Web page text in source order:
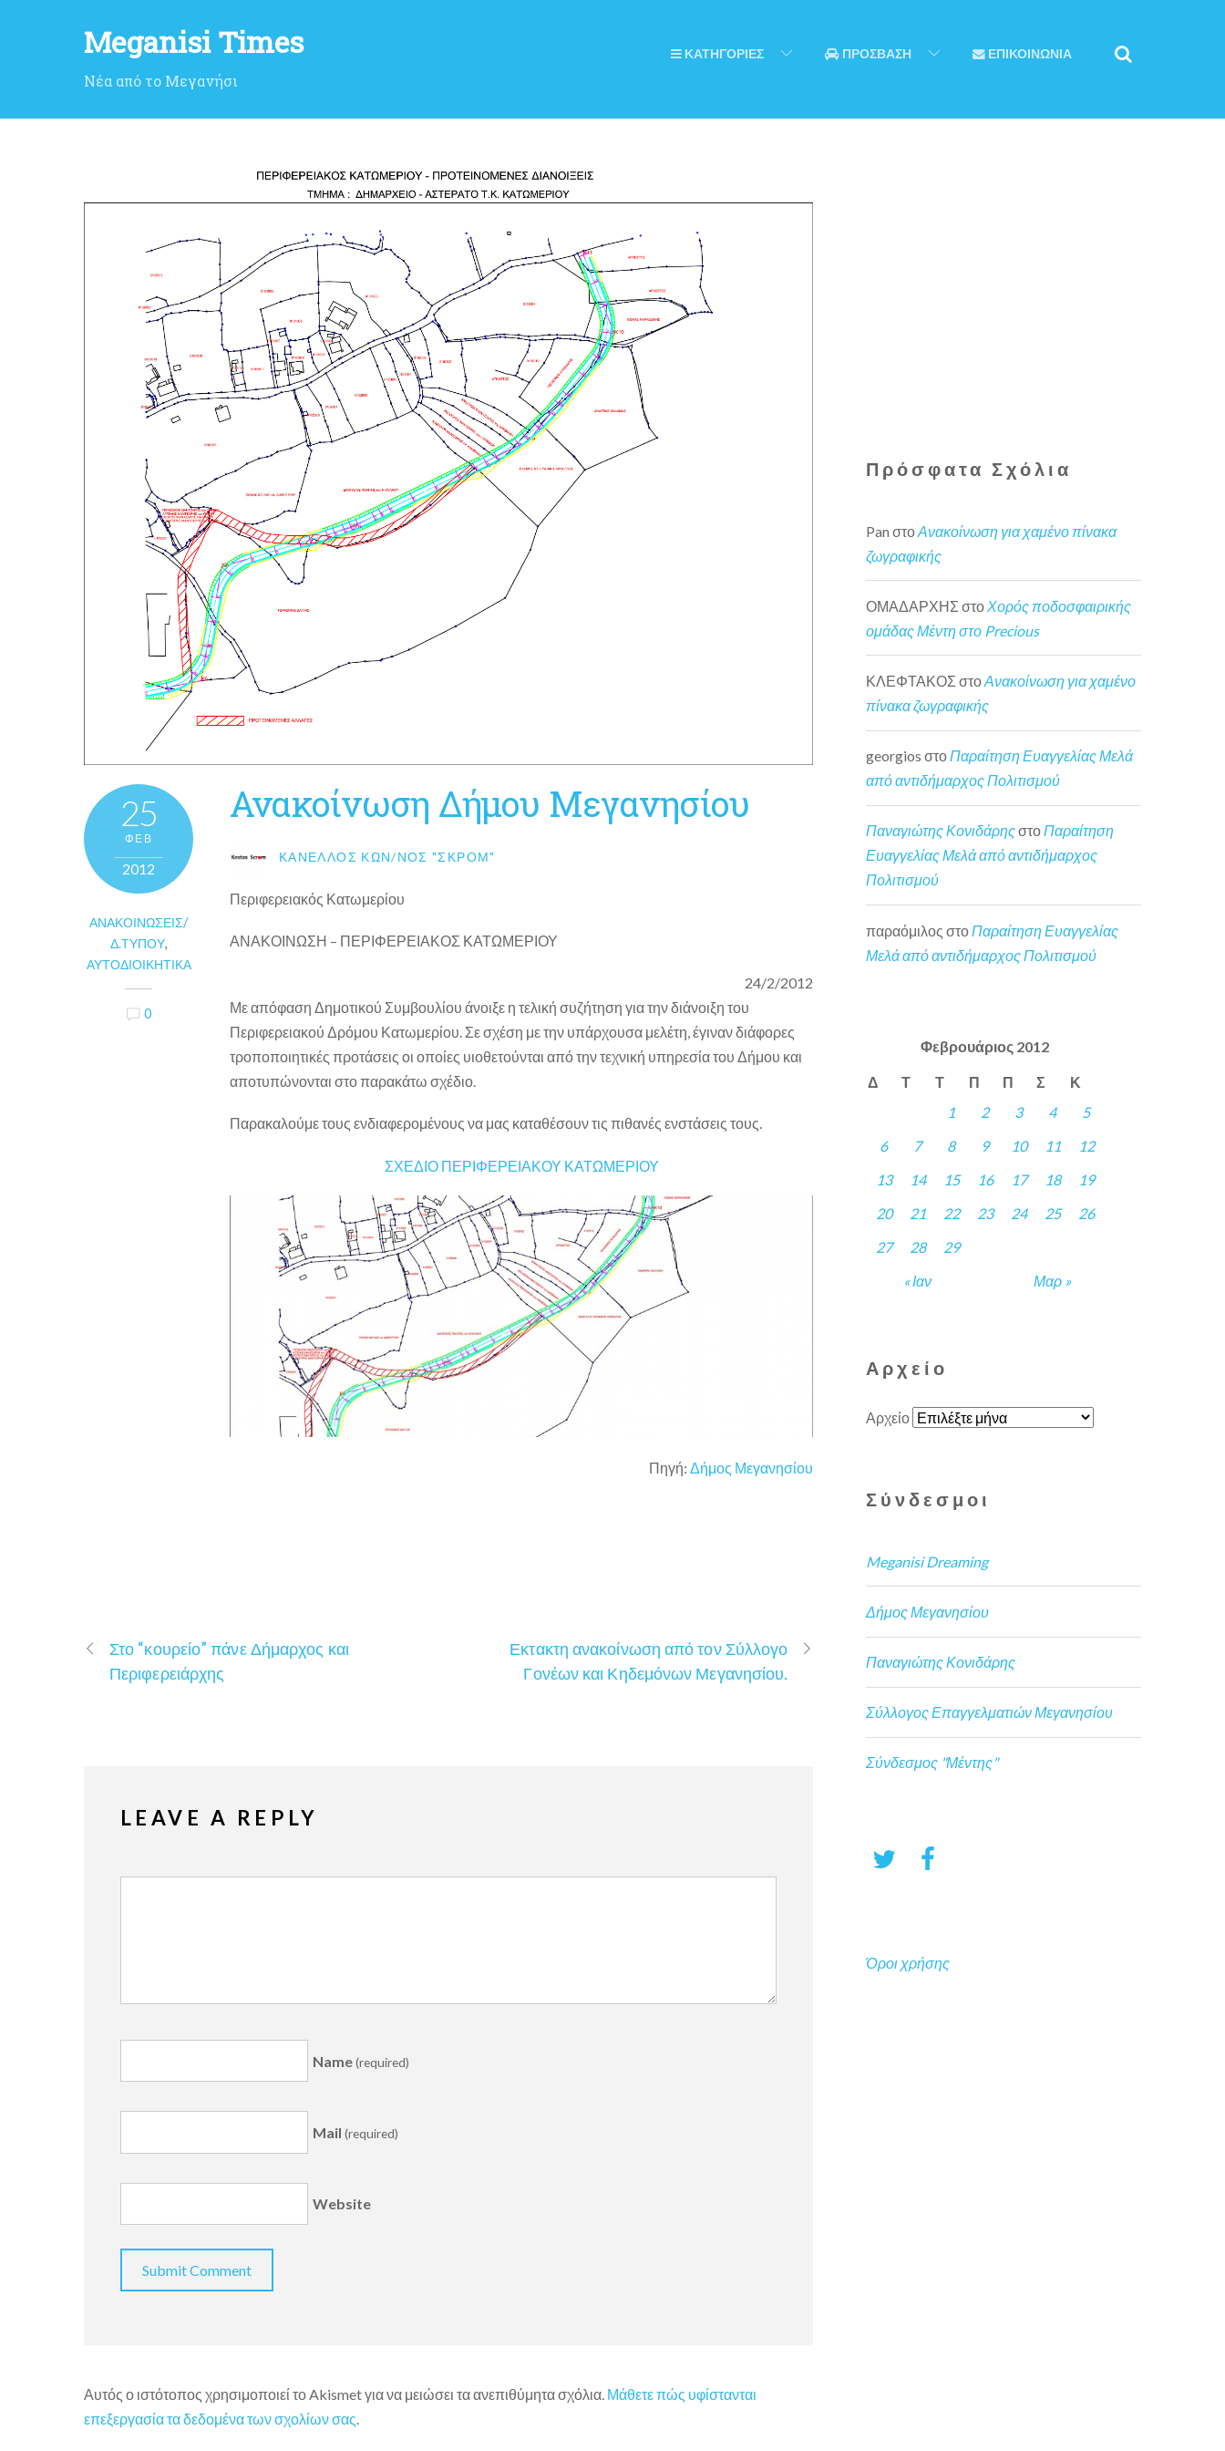
Meganisi Times
Νέα από το Μεγανήσι
ΚΑΤΗΓΟΡΙΕΣ ΠΡΟΣΒΑΣΗ ΕΠΙΚΟΙΝΩΝΙΑ
25
ΦΕΒ
2012
ΑΝΑΚΟΙΝΏΣΕΙΣ/
Δ.ΤΎΠΟΥ,
ΑΥΤΟΔΙΟΙΚΗΤΙΚΆ
0
Ανακοίνωση Δήμου Μεγανησίου
ΚΑΝΈΛΛΟΣ ΚΩΝ/ΝΟΣ "ΣΚΡΟΜ"
Περιφερειακός Κατωμερίου
ΑΝΑΚΟΙΝΩΣΗ – ΠΕΡΙΦΕΡΕΙΑΚΟΣ ΚΑΤΩΜΕΡΙΟΥ
24/2/2012
Με απόφαση Δημοτικού Συμβουλίου άνοιξε η τελική συζήτηση για την διάνοιξη του
Περιφερειακού Δρόμου Κατωμερίου. Σε σχέση με την υπάρχουσα μελέτη, έγιναν διάφορες
τροποποιητικές προτάσεις οι οποίες υιοθετούνται από την τεχνική υπηρεσία του Δήμου και
αποτυπώνονται στο παρακάτω σχέδιο.
Παρακαλούμε τους ενδιαφερομένους να μας καταθέσουν τις πιθανές ενστάσεις τους.
ΣΧΕΔΙΟ ΠΕΡΙΦΕΡΕΙΑΚΟΥ ΚΑΤΩΜΕΡΙΟΥ
Πηγή: Δήμος Μεγανησίου
Στο “κουρείο” πάνε Δήμαρχος και
Περιφερειάρχης
Εκτακτη ανακοίνωση από τον Σύλλογο
Γονέων και Κηδεμόνων Μεγανησίου.
LEAVE A REPLY
Name(required)
Mail(required)
Website
Αυτός ο ιστότοπος χρησιμοποιεί το Akismet για να μειώσει τα ανεπιθύμητα σχόλια. Μάθετε πώς υφίστανται
επεξεργασία τα δεδομένα των σχολίων σας.
Πρόσφατα Σχόλια
Pan στοΑνακοίνωση για χαμένο πίνακα
ζωγραφικής
ΟΜΑΔΑΡΧΗΣ στο Χορός ποδοσφαιρικής
ομάδας Μέντη στο Precious
ΚΛΕΦΤΑΚΟΣ στοΑνακοίνωση για χαμένο
πίνακα ζωγραφικής
georgios στοΠαραίτηση Ευαγγελίας Μελά
από αντιδήμαρχος Πολιτισμού
Παναγιώτης ΚονιδάρηςστοΠαραίτηση
Ευαγγελίας Μελά από αντιδήμαρχος
Πολιτισμού
παραόμιλος στο Παραίτηση Ευαγγελίας
Μελά από αντιδήμαρχος Πολιτισμού
Φεβρουάριος 2012
Δ Τ Τ Π Π Σ Κ
« Ιαν Μαρ »
1 2 3 4
5
6
7 8 9 10 11
12
13
14 15 16 17 18
19
20
21 22 23 24 25
26
27
28 29
Αρχείο
Αρχείο
Σύνδεσμοι
Meganisi Dreaming
Δήμος Μεγανησίου
Παναγιώτης Κονιδάρης
Σύλλογος Επαγγελματιών Μεγανησίου
Σύνδεσμος "Μέντης"
Όροι χρήσης